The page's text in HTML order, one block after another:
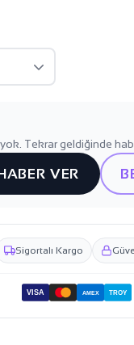
Tekrar geldiğinde
VER
Sigortalı Kargo
VISA AMEX TROY